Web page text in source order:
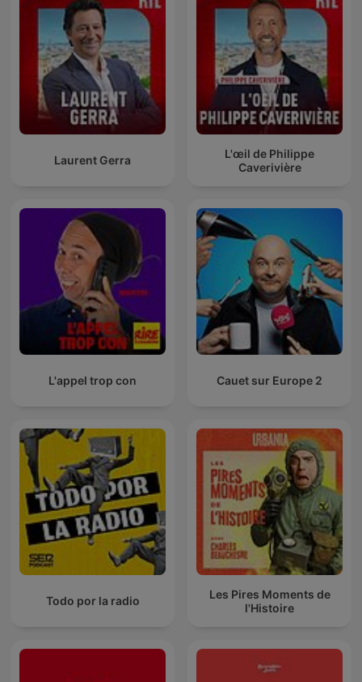
L'œil de Philippe
Caverivière
Laurent Gerra
Cauet sur Europe 2
L'appel trop con
Les Pires Moments de
l'Histoire
Todo por la radio